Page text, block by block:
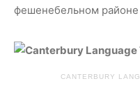
фешенебельном
CANTERBURY